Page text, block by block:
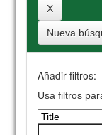
Nueva
Añadir filtros:
Usa filtros